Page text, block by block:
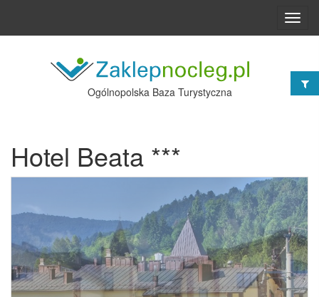
Ogólnopolska Baza Turystyczna
Hotel Beata ***